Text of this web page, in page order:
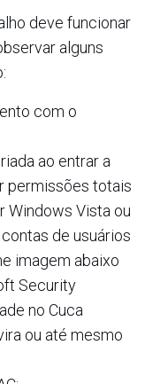
deve funcionar
alguns
com o
ao entrar a
permissões totais
Windows Vista ou
de usuários
imagem abaixo
Security
no Cuca
ou até mesmo